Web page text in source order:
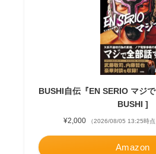
BUSHI自伝『EN SERIO マジ
BUSHI ]
¥2,000 （2026/08/05 13:25時点
Amazon